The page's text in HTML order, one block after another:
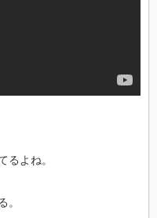
るよね。
。